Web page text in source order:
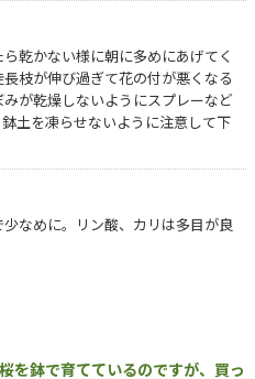
乾かない様に朝に多めにあげてく
枝が伸び過ぎて花の付が悪くなる
が乾燥しないようにスプレーなど
土を凍らせないように注意して下
なめに。リン酸、カリは多目が良
を鉢で育てているのですが、買っ